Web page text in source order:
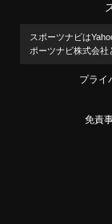
スポーツナビは
ポーツナビ株式会社
プライ
免責